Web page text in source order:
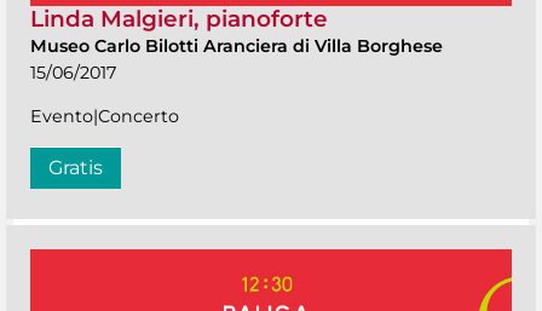
Linda Malgieri, pianoforte
Museo Carlo Bilotti Aranciera di Villa Borghese
15/06/2017
Evento|Concerto
Gratis